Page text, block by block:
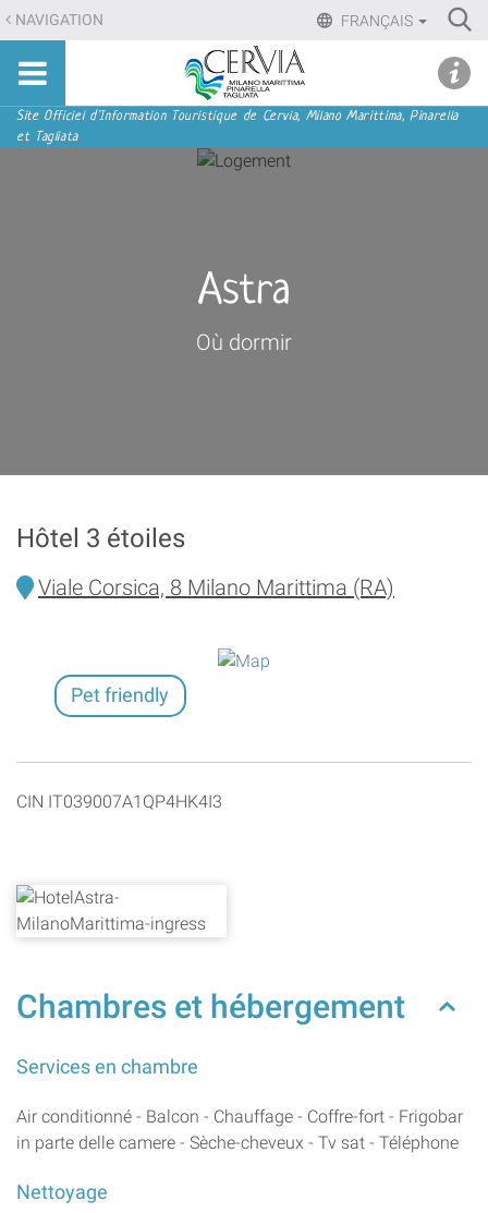
Aller
au
contenu.
Aller
à
FRANÇAIS
NAVIGATION
Sito
turistico
ufficiale
Cervia,
Tagliata
Navigation
Site Officiel d'Information Touristique de Cervia, Milano Marittima, Pinarella
et Tagliata
Astra
Où dormir
Hôtel 3 étoiles
Viale Corsica, 8 Milano Marittima (RA)
Pet friendly
CIN IT039007A1QP4HK4I3
Chambres et hébergement
Services en chambre
Air conditionné - Balcon - Chauffage - Coffre-fort - Frigobar
in parte delle camere - Sèche-cheveux - Tv sat - Téléphone
Nettoyage
menu